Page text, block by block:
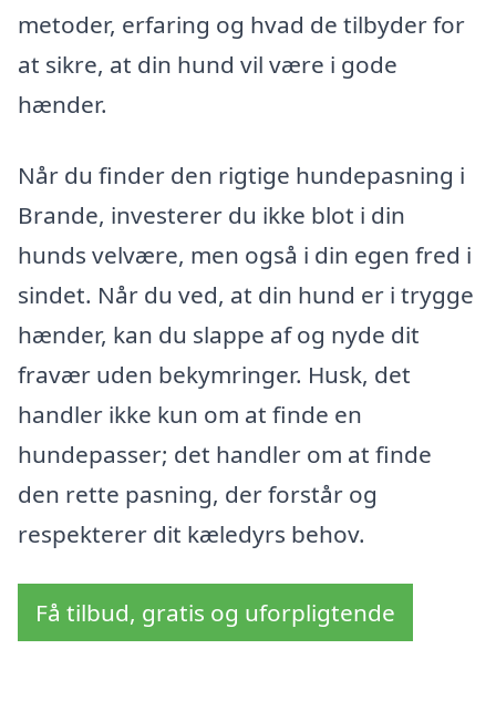
metoder, erfaring og hvad de tilbyder for
at sikre, at din hund vil være i gode
hænder.
Når du finder den rigtige hundepasning i
Brande, investerer du ikke blot i din
hunds velvære, men også i din egen fred i
sindet. Når du ved, at din hund er i trygge
hænder, kan du slappe af og nyde dit
fravær uden bekymringer. Husk, det
handler ikke kun om at finde en
hundepasser; det handler om at finde
den rette pasning, der forstår og
respekterer dit kæledyrs behov.
Få tilbud, gratis og uforpligtende